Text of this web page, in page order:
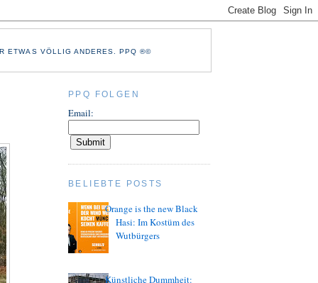
ETWAS VÖLLIG ANDERES. PPQ ®©
PPQ FOLGEN
Email:
BELIEBTE POSTS
Orange is the new Black
Hasi: Im Kostüm des
Wutbürgers
Künstliche Dummheit: